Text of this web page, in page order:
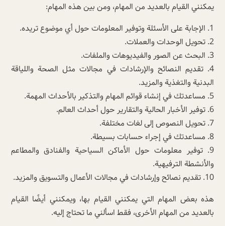
يمكنني القيام بالعديد من المهام، ومن بين هذه المهام:
1. الإجابة على الأسئلة وتوفير المعلومات حول أي موضوع تريده.
2. تحويل الوحدات والعملات.
3. البحث عن الصور والفيديوهات والملفات.
4. تقديم النصائح والإرشادات في مجالات مثل الصحة واللياقة
البدنية والتغذية والمزيد.
5. مساعدتك في إنشاء قوائم المهام والتذكير بالأحداث المهمة.
6. توفير الأخبار الحالية والتقارير حول أحداث العالم.
7. تحويل النصوص إلى لغات مختلفة.
8. مساعدتك في إجراء حسابات بسيطة.
9. توفير معلومات حول الأماكن السياحية والفنادق والمطاعم
والأنشطة الترفيهية.
10. تقديم نصائح وإرشادات في مجالات الأعمال والتسويق والمزيد.
هذه بعض المهام التي يمكنني القيام بها، ويمكنني أيضًا القيام
بالعديد من المهام الأخرى، فقط اسألني ما تحتاج إليه.